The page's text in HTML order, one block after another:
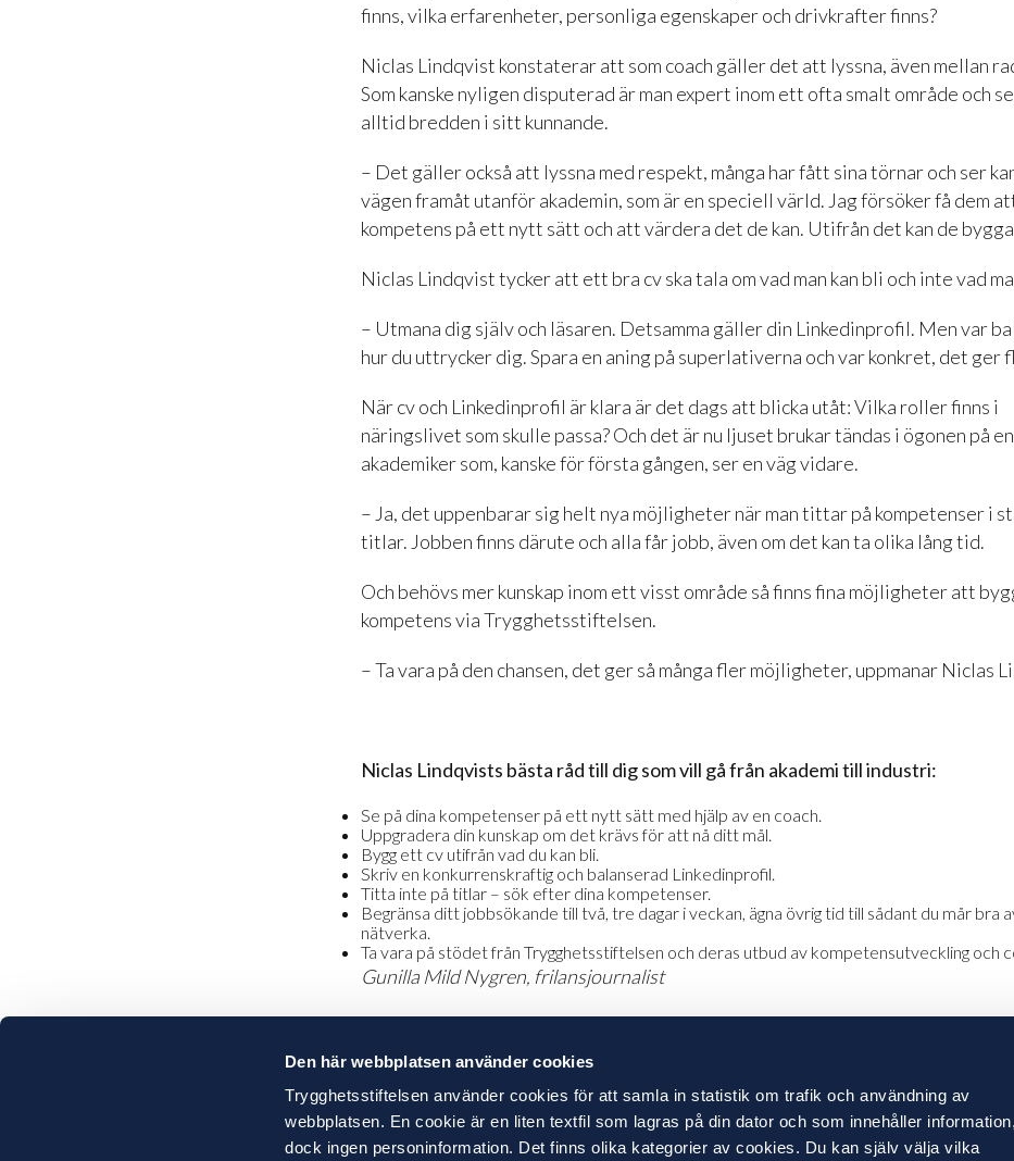
Den här webbplatsen använder cookies
Trygghetsstiftelsen använder cookies för att samla in statistik om trafik och användning av
webbplatsen. En cookie är en liten textfil som lagras på din dator och som innehåller information,
dock ingen personinformation. Det finns olika kategorier av cookies. Du kan själv välja vilka
finns, vilka erfarenheter, personliga egenskaper och drivkrafter finns?
Niclas Lindqvist konstaterar att som coach gäller det att lyssna, även mellan
Som kanske nyligen disputerad är man expert inom ett ofta smalt område och
alltid bredden i sitt kunnande.
– Det gäller också att lyssna med respekt, många har fått sina törnar och ser
vägen framåt utanför akademin, som är en speciell värld. Jag försöker få dem
kompetens på ett nytt sätt och att värdera det de kan. Utifrån det kan de
Niclas Lindqvist tycker att ett bra cv ska tala om vad man kan bli och inte vad
– Utmana dig själv och läsaren. Detsamma gäller din Linkedinprofil. Men var
hur du uttrycker dig. Spara en aning på superlativerna och var konkret, det ger
När cv och Linkedinprofil är klara är det dags att blicka utåt: Vilka roller finns i
näringslivet som skulle passa? Och det är nu ljuset brukar tändas i ögonen på en
akademiker som, kanske för första gången, ser en väg vidare.
– Ja, det uppenbarar sig helt nya möjligheter när man tittar på kompetenser i
titlar. Jobben finns därute och alla får jobb, även om det kan ta olika lång tid.
Och behövs mer kunskap inom ett visst område så finns fina möjligheter att
kompetens via Trygghetsstiftelsen.
– Ta vara på den chansen, det ger så många fler möjligheter, uppmanar Niclas
Niclas Lindqvists bästa råd till dig som vill gå från akademi till industri:
Se på dina kompetenser på ett nytt sätt med hjälp av en coach.
Uppgradera din kunskap om det krävs för att nå ditt mål.
Bygg ett cv utifrån vad du kan bli.
Skriv en konkurrenskraftig och balanserad Linkedinprofil.
Titta inte på titlar – sök efter dina kompetenser.
Begränsa ditt jobbsökande till två, tre dagar i veckan, ägna övrig tid till sådant du mår bra
nätverka.
Ta vara på stödet från Trygghetsstiftelsen och deras utbud av kompetensutveckling och
Gunilla Mild Nygren, frilansjournalist
För arbetsgivare